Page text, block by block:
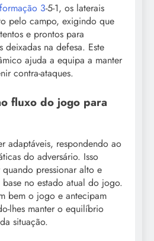
formação 3-5-1, os laterais
pelo campo, exigindo que
e prontos para
deixadas na defesa. Este
ajuda a equipa a manter
contra-ataques.
fluxo do jogo para
adaptáveis, respondendo ao
do adversário. Isso
pressionar alto e
no estado atual do jogo.
bem o jogo e antecipam
lhes manter o equilíbrio
situação.